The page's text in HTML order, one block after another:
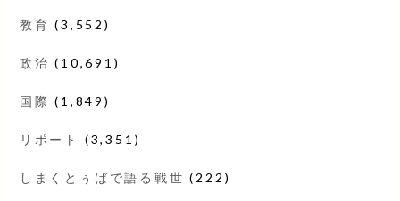
教育 (3,552)
政治 (10,691)
国際 (1,849)
リポート (3,351)
しまくとぅばで語る戦世 (222)